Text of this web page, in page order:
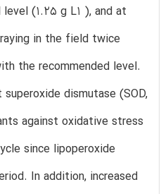
(1.25 g L1 ), and at
in the field twice
the recommended level.
dismutase (SOD,
against oxidative stress
since lipoperoxide
In addition, increased